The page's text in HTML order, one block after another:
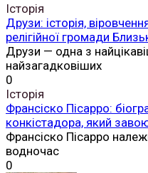
Історія
Друзи: історія,
релігійної громади
Друзи — одна з
найзагадковіших
0
Історія
Франсіско Пісарро:
конкістадора, який
Франсіско Пісарро
водночас
0